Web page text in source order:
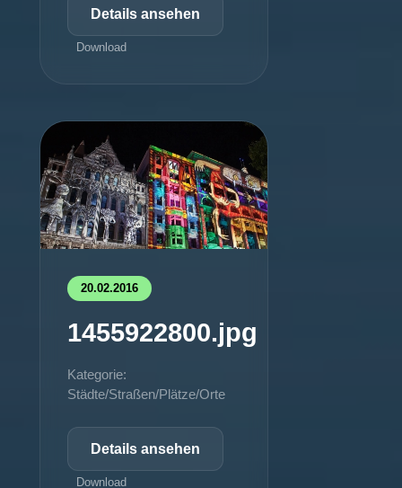
Details ansehen
Download
20.02.2016
1455922800.jpg
Kategorie:
Städte/Straßen/Plätze/Orte
Details ansehen
Download